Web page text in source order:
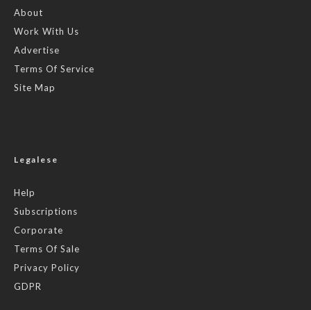
About
Work With Us
Advertise
Terms Of Service
Site Map
Legalese
Help
Subscriptions
Corporate
Terms Of Sale
Privacy Policy
GDPR